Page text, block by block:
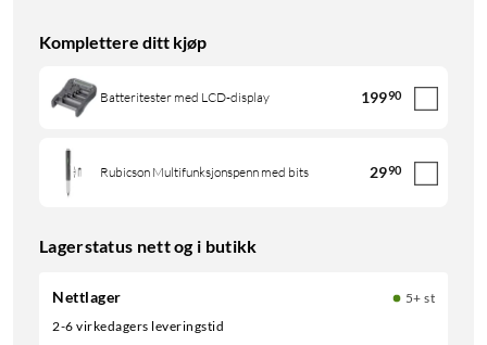
Komplettere ditt kjøp
Batteritester med LCD-display 19990
Rubicson Multifunksjonspenn med bits 2990
Lagerstatus nett og i butikk
Nettlager
5+ st
2-6 virkedagers leveringstid